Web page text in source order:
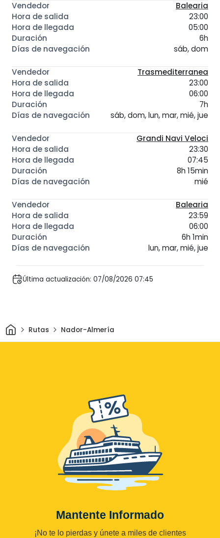
Balearia
23:00
05:00
6h
sáb, dom
Trasmediterranea
23:00
06:00
7h
sáb, dom, lun, mar, mié, jue
Grandi Navi Veloci
23:30
07:45
8h 15min
mié
Balearia
23:59
06:00
6h 1min
lun, mar, mié, jue
Última actualización: 07/08/2026 07:45
InicioRutas Nador-Almería
Mantente Informado
¡No te lo pierdas y únete a miles de clientes